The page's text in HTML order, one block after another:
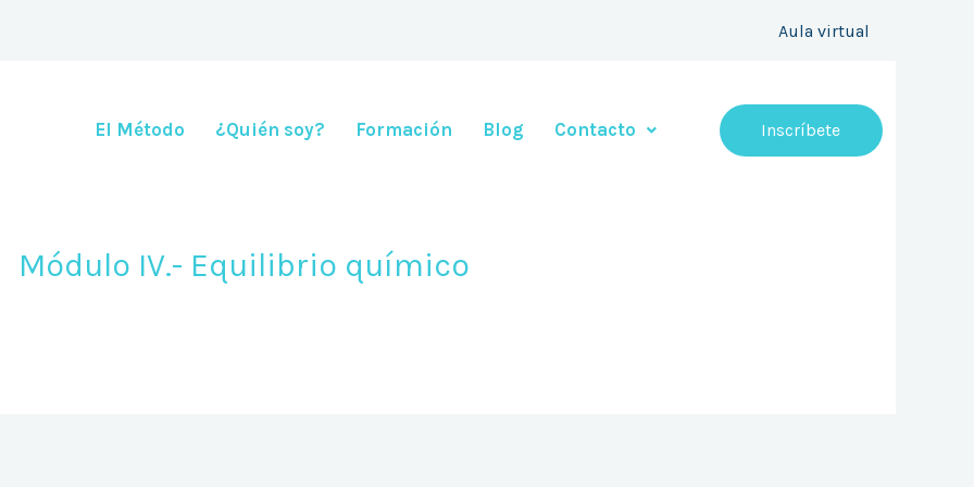
Aula virtual
El Método ¿Quién soy? Formación Blog Contacto Inscríbete
Módulo IV.- Equilibrio químico